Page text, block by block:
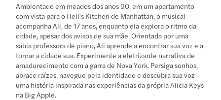
Ambientado em meados dos anos 90, em um apartamento
com vista para o Hell's Kitchen de Manhattan, o musical
acompanha Ali, de 17 anos, enquanto ela explora o ritmo da
cidade, apesar dos avisos de sua mãe. Orientada por uma
sábia professora de piano, Ali aprende a encontrar sua voz e a
tornar a cidade sua. Experimente a eletrizante narrativa de
amadurecimento com a garra de Nova York. Persiga sonhos,
abrace raízes, navegue pela identidade e descubra sua voz -
uma história inspirada nas experiências da própria Alicia Keys
na Big Apple.